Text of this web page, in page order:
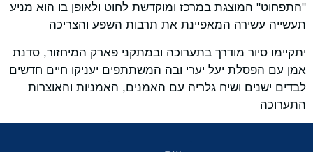
"התפחוט" המוצגת במרכז ומוקדשת לחוט ולאופן בו הוא מניע
תעשייה עשירה המאפיינת את תרבות השפע והצריכה
יתקיימו סיור מודרך בתערוכה ובמתקני פארק המיחזור, סדנת
אמן עם הפסלת יעל יערי ובה המשתתפים יעניקו חיים חדשים
לבדים ישנים ושיח גלריה עם האמנים, האמניות והאוצרות
התערוכה